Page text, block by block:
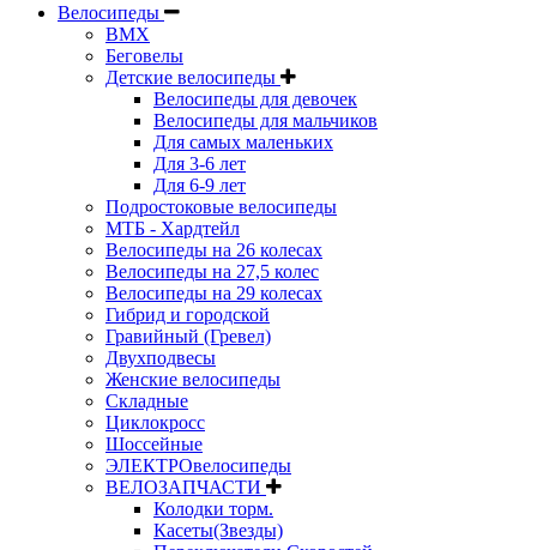
Велосипеды
BMX
Беговелы
Детские велосипеды
Велосипеды для девочек
Велосипеды для мальчиков
Для самых маленьких
Для 3-6 лет
Для 6-9 лет
Подростоковые велосипеды
МТБ - Хардтейл
Велосипеды на 26 колесах
Велосипеды на 27,5 колес
Велосипеды на 29 колесах
Гибрид и городской
Гравийный (Гревел)
Двухподвесы
Женские велосипеды
Складные
Циклокросс
Шоссейные
ЭЛЕКТРОвелосипеды
ВЕЛОЗАПЧАСТИ
Колодки торм.
Касеты(Звезды)